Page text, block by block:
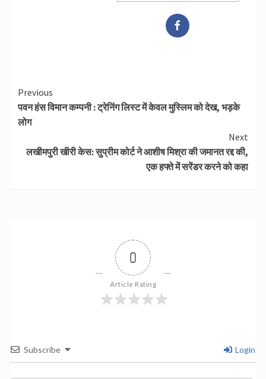
Continue
Reading
Previous
पवन हंस विमान कम्पनी : ट्रेनिंग लिस्ट में केवल मुस्लिम को देख, भड़के
लोग
Next
लखीमपुरी खीरी केस: सुप्रीम कोर्ट ने आशीष मिश्रा की जमानत रद्द की,
एक हफ्ते में सरेंडर करने को कहा
0
Article Rating
Subscribe Login